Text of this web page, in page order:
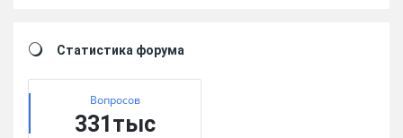
Статистика форума
Вопросов
331тыс